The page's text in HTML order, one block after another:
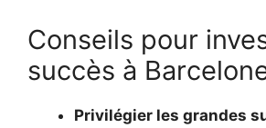
Conseils pour investir avec
succès à
Privilégier les grandes